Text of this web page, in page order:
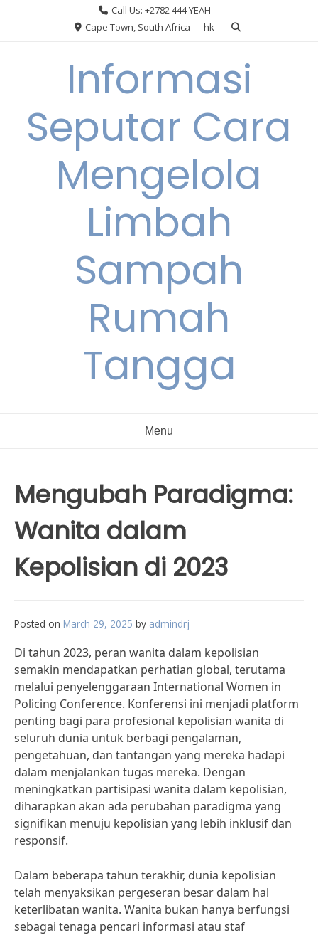
Call Us: +2782 444 YEAH
Cape Town, South Africa
hk
Informasi
Seputar Cara
Mengelola
Limbah
Sampah
Rumah
Tangga
Menu
Mengubah Paradigma:
Wanita dalam
Kepolisian di 2023
Posted on March 29, 2025 by admindrj
Di tahun 2023, peran wanita dalam kepolisian
semakin mendapatkan perhatian global, terutama
melalui penyelenggaraan International Women in
Policing Conference. Konferensi ini menjadi platform
penting bagi para profesional kepolisian wanita di
seluruh dunia untuk berbagi pengalaman,
pengetahuan, dan tantangan yang mereka hadapi
dalam menjalankan tugas mereka. Dengan
meningkatkan partisipasi wanita dalam kepolisian,
diharapkan akan ada perubahan paradigma yang
signifikan menuju kepolisian yang lebih inklusif dan
responsif.
Dalam beberapa tahun terakhir, dunia kepolisian
telah menyaksikan pergeseran besar dalam hal
keterlibatan wanita. Wanita bukan hanya berfungsi
sebagai tenaga pencari informasi atau staf